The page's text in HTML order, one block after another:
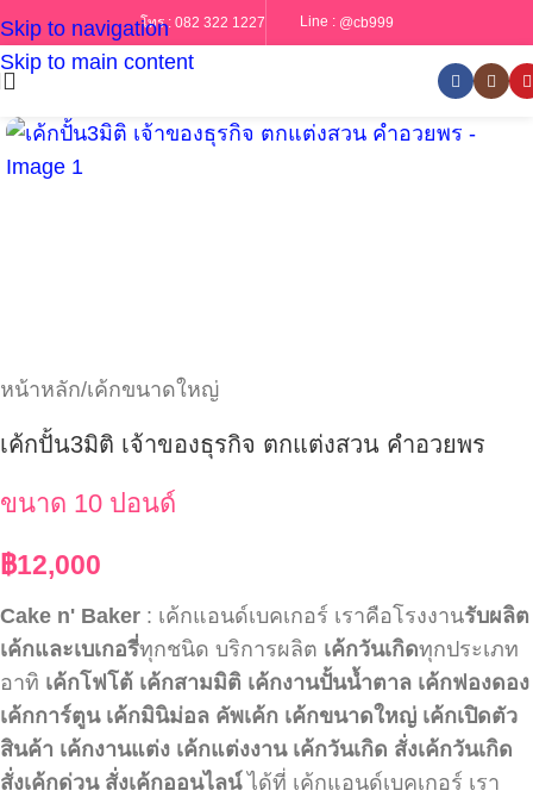
Skip to navigation
Skip to main content
โทร : 082 322 1227 Line : @cb999
หน้าหลัก/เค้กขนาดใหญ่
เค้กปั้น3มิติ เจ้าของธุรกิจ ตกแต่งสวน คำอวยพร
ขนาด 10 ปอนด์
฿12,000
Cake n' Baker : เค้กแอนด์เบคเกอร์ เราคือโรงงานรับผลิต
เค้กและเบเกอรี่ทุกชนิด บริการผลิต เค้กวันเกิดทุกประเภท
อาทิ เค้กโฟโต้ เค้กสามมิติ เค้กงานปั้นน้ำตาล เค้กฟองดอง
เค้กการ์ตูน เค้กมินิม่อล คัพเค้ก เค้กขนาดใหญ่ เค้กเปิดตัว
สินค้า เค้กงานแต่ง เค้กแต่งงาน เค้กวันเกิด สั่งเค้กวันเกิด
สั่งเค้กด่วน สั่งเค้กออนไลน์ได้ที่ เค้กแอนด์เบคเกอร์ เรา